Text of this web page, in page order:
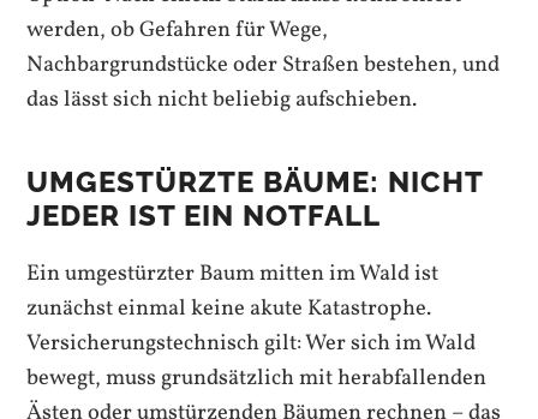
werden, ob Gefahren für Wege,
Nachbargrundstücke oder Straßen bestehen, und
das lässt sich nicht beliebig aufschieben.
UMGESTÜRZTE BÄUME: NICHT
JEDER IST EIN NOTFALL
Ein umgestürzter Baum mitten im Wald ist
zunächst einmal keine akute Katastrophe.
Versicherungstechnisch gilt: Wer sich im Wald
bewegt, muss grundsätzlich mit herabfallenden